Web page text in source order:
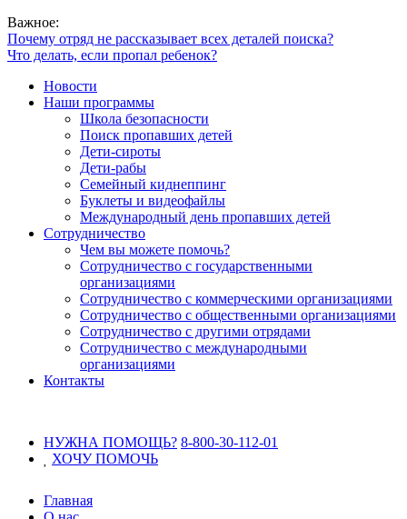
Важное:
Почему отряд не рассказывает всех деталей поиска?
Что делать, если пропал ребенок?
Новости
Наши программы
Школа безопасности
Поиск пропавших детей
Дети-сироты
Дети-рабы
Семейный киднеппинг
Буклеты и видеофайлы
Международный день пропавших детей
Сотрудничество
Чем вы можете помочь?
Сотрудничество с государственными
организациями
Сотрудничество с коммерческими организациями
Сотрудничество с общественными организациями
Сотрудничество с другими отрядами
Сотрудничество с международными
организациями
Контакты
НУЖНА ПОМОЩЬ? 8-800-30-112-01
ХОЧУПОМОЧЬ
Главная